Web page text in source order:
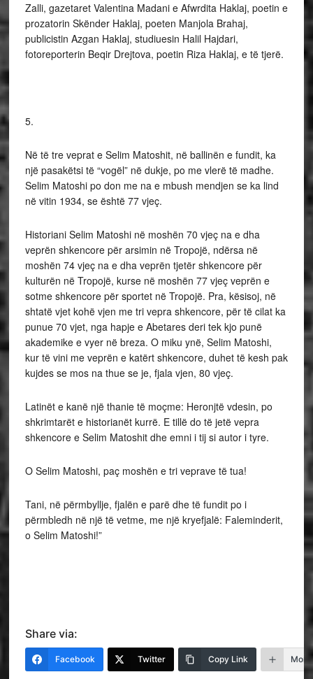
Zalli, gazetaret Valentina Madani e Afwrdita Haklaj, poetin e
prozatorin Skënder Haklaj, poeten Manjola Brahaj,
publicistin Azgan Haklaj, studiuesin Halil Hajdari,
fotoreporterin Beqir Drejtova, poetin Riza Haklaj, e të tjerë.
5.
Në të tre veprat e Selim Matoshit, në ballinën e fundit, ka
një pasakëtsi të “vogël” në dukje, po me vlerë të madhe.
Selim Matoshi po don me na e mbush mendjen se ka lind
në vitin 1934, se është 77 vjeç.
Historiani Selim Matoshi në moshën 70 vjeç na e dha
veprën shkencore për arsimin në Tropojë, ndërsa në
moshën 74 vjeç na e dha veprën tjetër shkencore për
kulturën në Tropojë, kurse në moshën 77 vjeç veprën e
sotme shkencore për sportet në Tropojë. Pra, kësisoj, në
shtatë vjet kohë vjen me tri vepra shkencore, për të cilat ka
punue 70 vjet, nga hapje e Abetares deri tek kjo punë
akademike e vyer në breza. O miku ynë, Selim Matoshi,
kur të vini me veprën e katërt shkencore, duhet të kesh pak
kujdes se mos na thue se je, fjala vjen, 80 vjeç.
Latinët e kanë një thanie të moçme: Heronjtë vdesin, po
shkrimtarët e historianët kurrë. E tillë do të jetë vepra
shkencore e Selim Matoshit dhe emni i tij si autor i tyre.
O Selim Matoshi, paç moshën e tri veprave të tua!
Tani, në përmbyllje, fjalën e parë dhe të fundit po i
përmbledh në një të vetme, me një kryefjalë: Faleminderit,
o Selim Matoshi!”
Share via:
Facebook Twitter Copy Link More